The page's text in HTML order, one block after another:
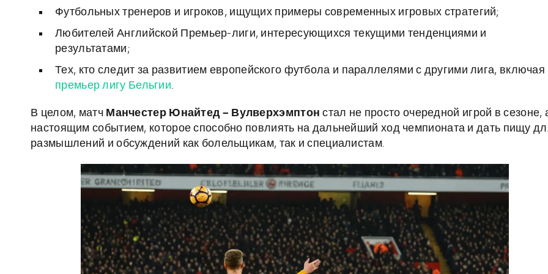
Футбольных тренеров и игроков, ищущих примеры современных игровых стратегий;
Любителей Английской Премьер-лиги, интересующихся текущими тенденциями и
результатами;
Тех, кто следит за развитием европейского футбола и параллелями с другими лига, включая
премьер лигу Бельгии.
В целом, матч Манчестер Юнайтед – Вулверхэмптон стал не просто очередной игрой в сезоне,
настоящим событием, которое способно повлиять на дальнейший ход чемпионата и дать пищу
размышлений и обсуждений как болельщикам, так и специалистам.